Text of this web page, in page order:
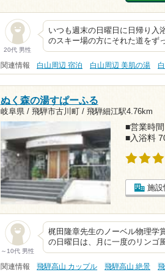
20代 男性
いつも週末の日曜日に日帰り入
のスキー場の方にそれた道をず
関連情報 白山周辺 宿泊 白山周辺 美肌の湯
ぬく森の湯すぱーふる
岐阜県 / 飛騨市古川町 / 飛騨細江駅4.76km
■営業時
■入浴料
施設
～10代 男性
梶田隆章先生のノーベル物理学
の日曜日は、月に一度のリンゴ
関連情報 飛騨高山 カップル 飛騨高山 絶景